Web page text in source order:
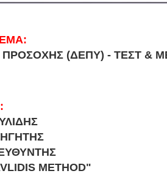
ΠΡΟΣΟΧΗΣ (ΔΕΠΥ) - ΤΕΣΤ &
METHOD"